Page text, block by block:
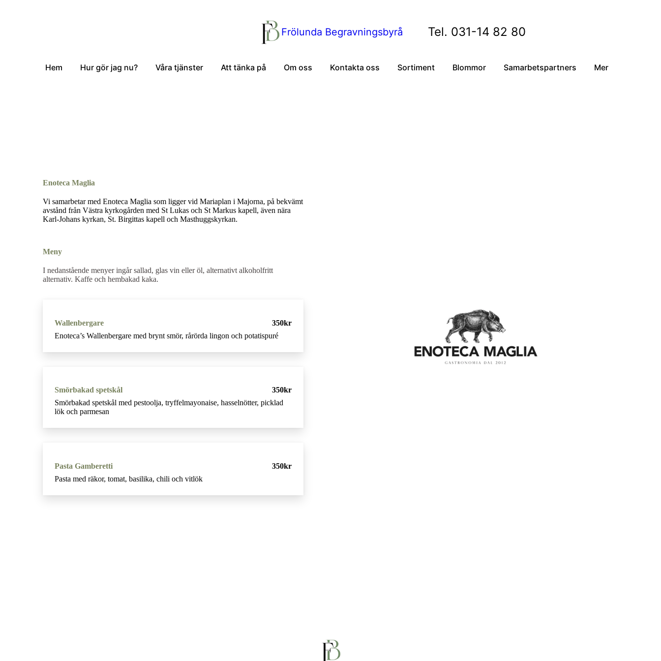
Frölunda Begravningsbyrå
Hem Hur gör jag nu? Våra tjänster Att tänka på Om oss Kontakta oss Sortiment Blommor Samarbetspartners Mer
Tel. 031-14 82 80
Enoteca Maglia
Vi samarbetar med Enoteca Maglia som ligger vid Mariaplan i Majorna, på bekvämt
avstånd från Västra kyrkogården med St Lukas och St Markus kapell, även nära
Karl-Johans kyrkan, St. Birgittas kapell och Masthuggskyrkan.
Meny
I nedanstående menyer ingår sallad, glas vin eller öl, alternativt alkoholfritt
alternativ. Kaffe och hembakad kaka.
Wallenbergare
350kr
Enoteca’s Wallenbergare med brynt smör, rårörda lingon och potatispuré
Smörbakad spetskål
350kr
Smörbakad spetskål med pestoolja, tryffelmayonaise, hasselnötter, picklad
lök och parmesan
Pasta Gamberetti
350kr
Pasta med räkor, tomat, basilika, chili och vitlök